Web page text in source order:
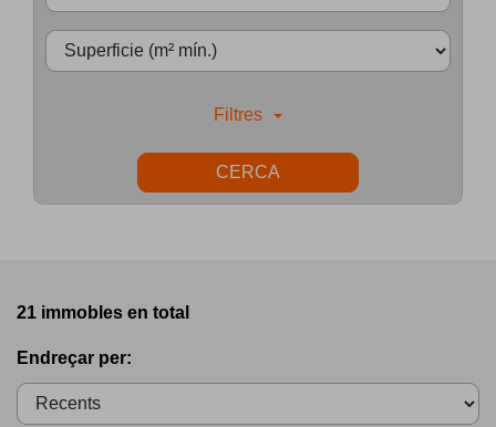
Filtres
CERCA
21 immobles en total
Endreçar per: